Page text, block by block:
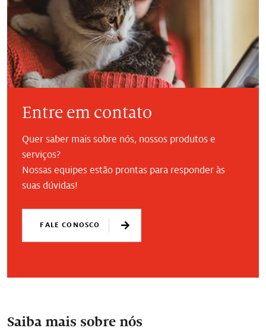
Entre em contato
Quer saber mais sobre nós, nossos produtos e
serviços?
Nossas equipes estão prontas para responder às
suas dúvidas!
FALE CONOSCO
Saiba mais sobre nós